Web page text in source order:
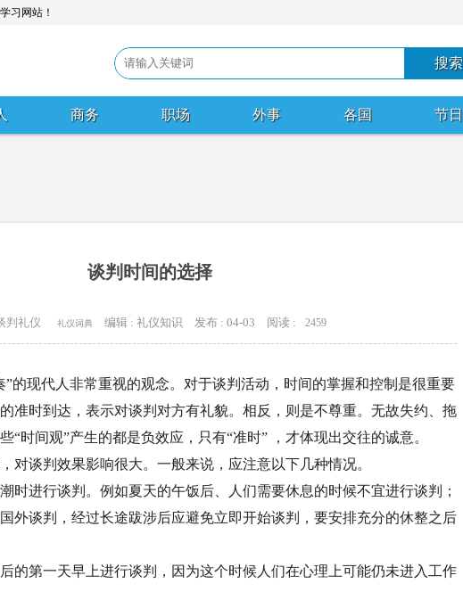
习网站！
商务 职场 外事 各国 节日
谈判时间的选择
判礼仪 礼仪词典 编辑 : 礼仪知识 发布 : 04-03 阅读 : 2459
”的现代人非常重视的观念。对于谈判活动，时间的掌握和控制是很重要
准时到达，表示对谈判对方有礼貌。相反，则是不尊重。无故失约、拖
“时间观”产生的都是负效应，只有“准时” ，才体现出交往的诚意。
对谈判效果影响很大。一般来说，应注意以下几种情况。
时进行谈判。例如夏天的午饭后、人们需要休息的时候不宜进行谈判；
外谈判，经过长途跋涉后应避免立即开始谈判，要安排充分的休整之后
的第一天早上进行谈判，因为这个时候人们在心理上可能仍未进入工作